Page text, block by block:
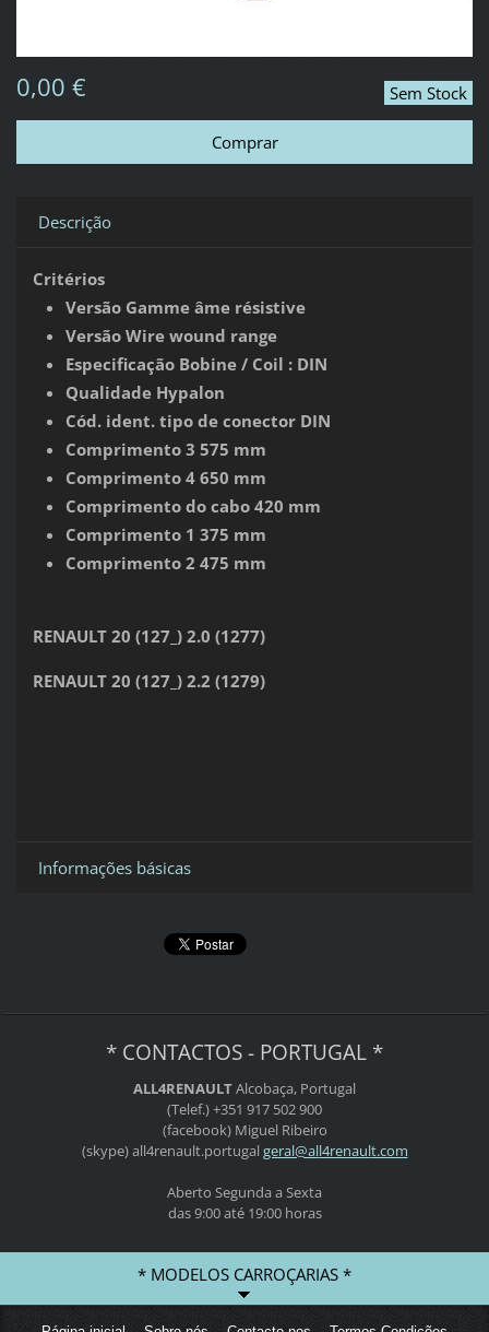
Sem Stock
0,00 €
Descrição
Critérios
Versão Gamme âme résistive
Versão Wire wound range
Especificação Bobine / Coil : DIN
Qualidade Hypalon
Cód. ident. tipo de conector DIN
Comprimento 3 575 mm
Comprimento 4 650 mm
Comprimento do cabo 420 mm
Comprimento 1 375 mm
Comprimento 2 475 mm
RENAULT 20 (127_) 2.0 (1277)
RENAULT 20 (127_) 2.2 (1279)
Informações básicas
* CONTACTOS - PORTUGAL *
ALL4RENAULTAlcobaça, Portugal
(Telef.) +351 917 502 900
(facebook) Miguel Ribeiro
(skype) all4renault.portugal geral@all4renault.com
Aberto Segunda a Sexta
das 9:00 até 19:00 horas
* MODELOS CARROÇARIAS *